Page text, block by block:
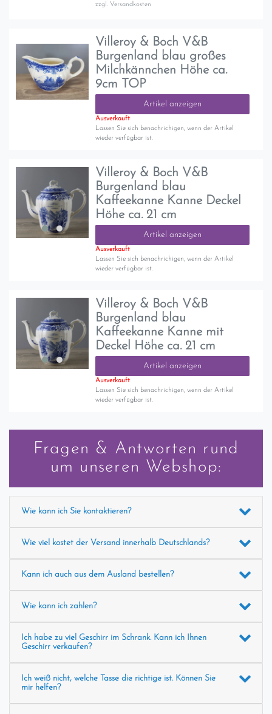
zzgl. Versandkosten
Villeroy & Boch V&B
Burgenland blau großes
Milchkännchen Höhe ca.
9cm TOP
Artikel anzeigen
Ausverkauft
Lassen Sie sich benachrichigen, wenn der Artikel
wieder verfügbar ist.
Villeroy & Boch V&B
Burgenland blau
Kaffeekanne Kanne Deckel
Höhe ca. 21 cm
Artikel anzeigen
Ausverkauft
Lassen Sie sich benachrichigen, wenn der Artikel
wieder verfügbar ist.
Villeroy & Boch V&B
Burgenland blau
Kaffeekanne Kanne mit
Deckel Höhe ca. 21 cm
Artikel anzeigen
Ausverkauft
Lassen Sie sich benachrichigen, wenn der Artikel
wieder verfügbar ist.
Fragen & Antworten rund
um unseren Webshop:
Wie kann ich Sie kontaktieren?
Wie viel kostet der Versand innerhalb Deutschlands?
Kann ich auch aus dem Ausland bestellen?
Wie kann ich zahlen?
Ich habe zu viel Geschirr im Schrank. Kann ich Ihnen
Geschirr verkaufen?
Ich weiß nicht, welche Tasse die richtige ist. Können Sie
mir helfen?